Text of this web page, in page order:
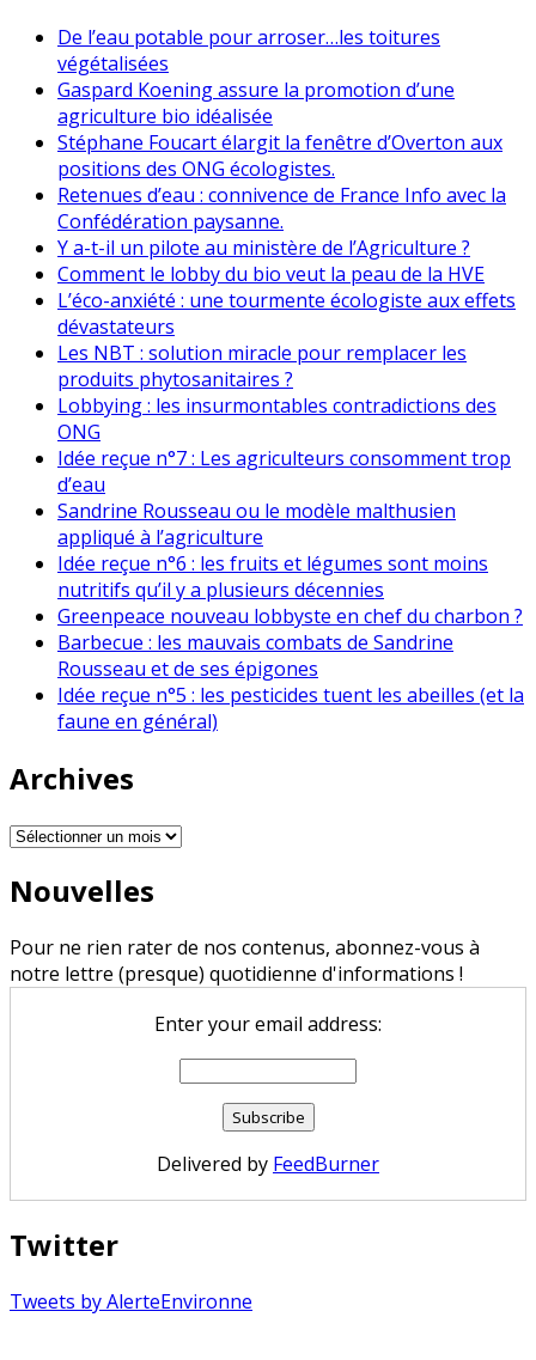
De l’eau potable pour arroser…les toitures
végétalisées
Gaspard Koening assure la promotion d’une
agriculture bio idéalisée
Stéphane Foucart élargit la fenêtre d’Overton aux
positions des ONG écologistes.
Retenues d’eau : connivence de France Info avec la
Confédération paysanne.
Y a-t-il un pilote au ministère de l’Agriculture ?
Comment le lobby du bio veut la peau de la HVE
L’éco-anxiété : une tourmente écologiste aux effets
dévastateurs
Les NBT : solution miracle pour remplacer les
produits phytosanitaires ?
Lobbying : les insurmontables contradictions des
ONG
Idée reçue n°7 : Les agriculteurs consomment trop
d’eau
Sandrine Rousseau ou le modèle malthusien
appliqué à l’agriculture
Idée reçue n°6 : les fruits et légumes sont moins
nutritifs qu’il y a plusieurs décennies
Greenpeace nouveau lobbyste en chef du charbon ?
Barbecue : les mauvais combats de Sandrine
Rousseau et de ses épigones
Idée reçue n°5 : les pesticides tuent les abeilles (et la
faune en général)
Archives
Archives
Nouvelles
Pour ne rien rater de nos contenus, abonnez-vous à
notre lettre (presque) quotidienne d'informations !
Enter your email address:
Delivered by FeedBurner
Twitter
Tweets by AlerteEnvironne